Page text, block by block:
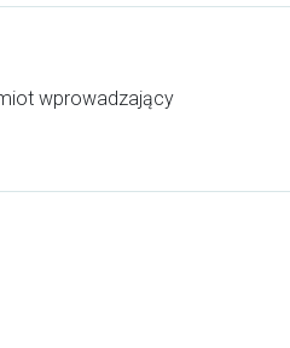
wprowadzający